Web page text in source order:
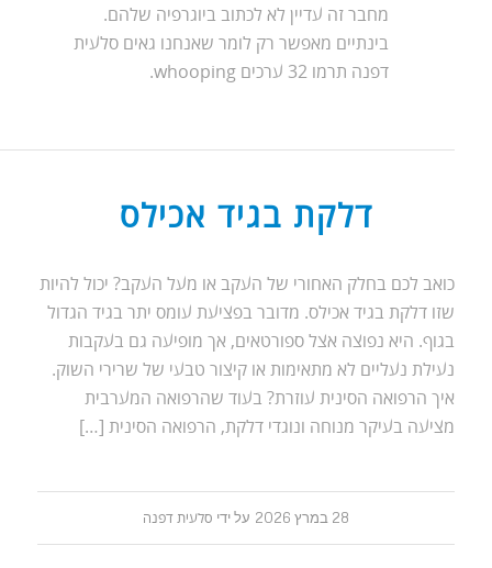
מחבר זה עדיין לא לכתוב ביוגרפיה שלהם.
בינתיים מאפשר רק לומר שאנחנו גאים סלעית
דפנה תרמו 32 ערכים whooping.
דלקת בגיד אכילס
כואב לכם בחלק האחורי של העקב או מעל העקב? יכול להיות
שזו דלקת בגיד אכילס. מדובר בפציעת עומס יתר בגיד הגדול
בגוף. היא נפוצה אצל ספורטאים, אך מופיעה גם בעקבות
נעילת נעליים לא מתאימות או קיצור טבעי של שרירי השוק.
איך הרפואה הסינית עוזרת? בעוד שהרפואה המערבית
מציעה בעיקר מנוחה ונוגדי דלקת, הרפואה הסינית […]
28 במרץ 2026 על ידי סלעית דפנה